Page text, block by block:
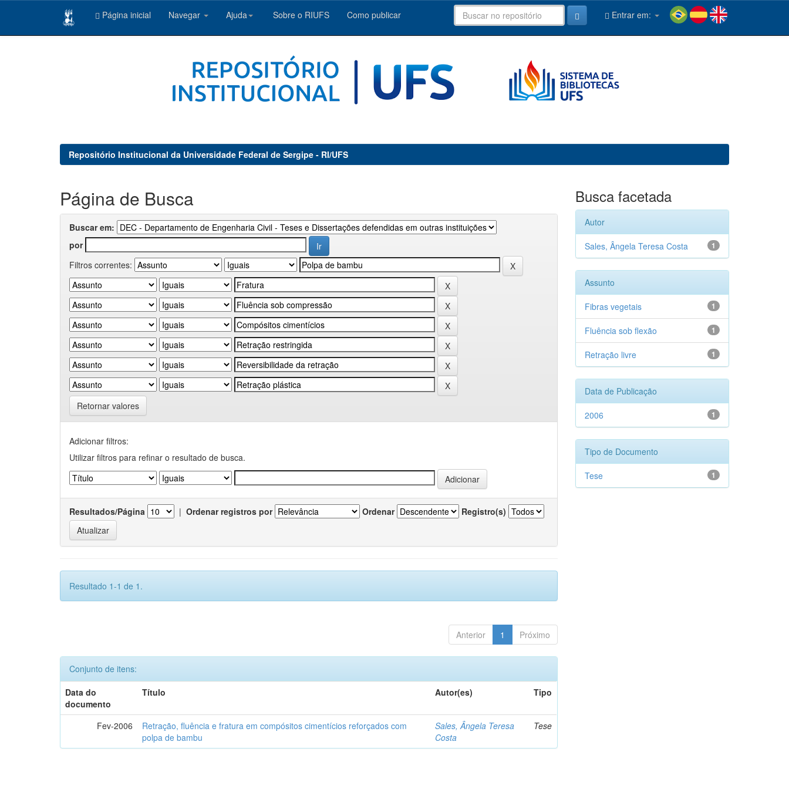
Página inicial Navegar Ajuda Sobre o RIUFS Como publicar Entrar em:
Repositório Institucional da Universidade Federal de Sergipe - RI/UFS
Página de Busca
Buscar em:
por
Filtros correntes:
Retornar valores
Adicionar filtros:
Utilizar filtros para refinar o resultado de busca.
Resultados/Página | Ordenar registros por Ordenar Registro(s)
Resultado 1-1 de 1.
Anterior 1 Próximo
Conjunto de itens:
Data do
documento
Título Autor(es) Tipo
Fev-2006
Retração, fluência e fratura em compósitos cimentícios reforçados com
polpa de bambu
Sales, Ângela Teresa
Costa
Tese
Busca facetada
Autor
1
Sales, Ângela Teresa Costa
Assunto
1
Fibras vegetais
1
Fluência sob flexão
1
Retração livre
Data de Publicação
1
2006
Tipo de Documento
1
Tese